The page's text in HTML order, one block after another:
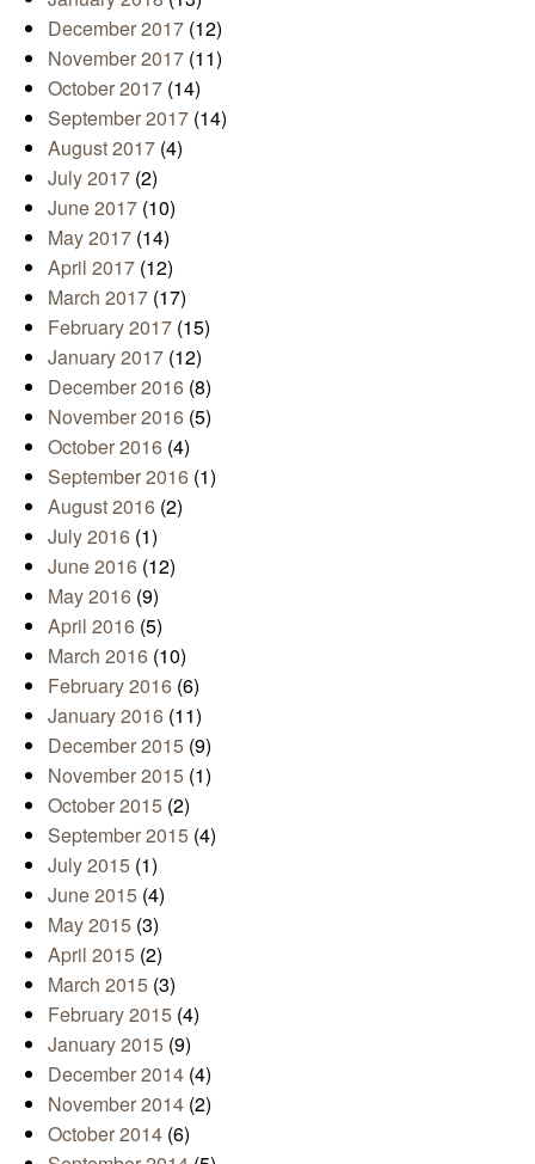
December 2017 (12)
November 2017 (11)
October 2017 (14)
September 2017 (14)
August 2017 (4)
July 2017 (2)
June 2017 (10)
May 2017 (14)
April 2017 (12)
March 2017 (17)
February 2017 (15)
January 2017 (12)
December 2016 (8)
November 2016 (5)
October 2016 (4)
September 2016 (1)
August 2016 (2)
July 2016 (1)
June 2016 (12)
May 2016 (9)
April 2016 (5)
March 2016 (10)
February 2016 (6)
January 2016 (11)
December 2015 (9)
November 2015 (1)
October 2015 (2)
September 2015 (4)
July 2015 (1)
June 2015 (4)
May 2015 (3)
April 2015 (2)
March 2015 (3)
February 2015 (4)
January 2015 (9)
December 2014 (4)
November 2014 (2)
October 2014 (6)